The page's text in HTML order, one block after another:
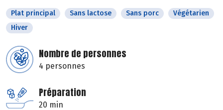
Plat principal Sans lactose Sans porc
Végétarien
Hiver
Nombre de personnes
4 personnes
Préparation
20 min